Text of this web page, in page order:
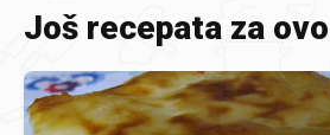
Još recepata za